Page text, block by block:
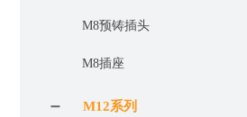
M8预铸插头
M8插座
M12系列